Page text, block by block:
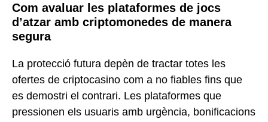
Com avaluar les plataformes de jocs
d’atzar amb criptomonedes de manera
segura
La protecció futura depèn de tractar totes les
ofertes de criptocasino com a no fiables fins que
es demostri el contrari. Les plataformes que
pressionen els usuaris amb urgència, bonificacions